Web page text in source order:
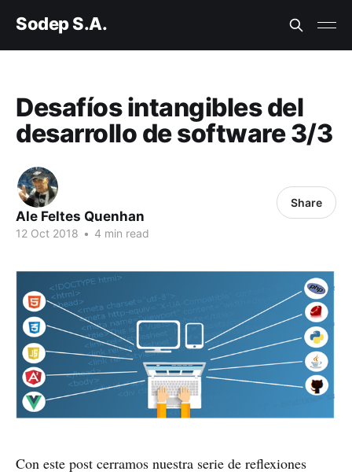
Sodep S.A.
Desafíos intangibles del
desarrollo de software 3/3
Ale Feltes Quenhan
12 Oct 2018 • 4 min read
Share
Con este post cerramos nuestra serie de reflexiones